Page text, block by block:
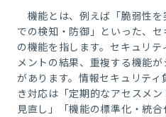
機能とは、例えば「脆弱性
での検知・防御」といった、
の機能を指します。セキュリ
メントの結果、重複する機能
があります。情報セキュリテ
き対応は「定期的なアセスメ
見直し」「機能の標準化・統合